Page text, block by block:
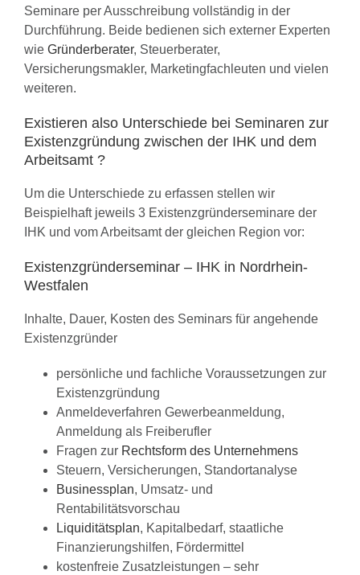
Seminare per Ausschreibung vollständig in der
Durchführung. Beide bedienen sich externer Experten
wie Gründerberater, Steuerberater,
Versicherungsmakler, Marketingfachleuten und vielen
weiteren.
Existieren also Unterschiede bei Seminaren zur
Existenzgründung zwischen der IHK und dem
Arbeitsamt ?
Um die Unterschiede zu erfassen stellen wir
Beispielhaft jeweils 3 Existenzgründerseminare der
IHK und vom Arbeitsamt der gleichen Region vor:
Existenzgründerseminar – IHK in Nordrhein-
Westfalen
Inhalte, Dauer, Kosten des Seminars für angehende
Existenzgründer
persönliche und fachliche Voraussetzungen zur
Existenzgründung
Anmeldeverfahren Gewerbeanmeldung,
Anmeldung als Freiberufler
Fragen zur Rechtsform des Unternehmens
Steuern, Versicherungen, Standortanalyse
Businessplan, Umsatz- und
Rentabilitätsvorschau
Liquiditätsplan, Kapitalbedarf, staatliche
Finanzierungshilfen, Fördermittel
kostenfreie Zusatzleistungen – sehr